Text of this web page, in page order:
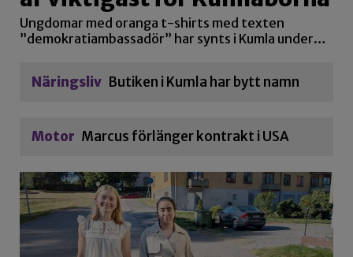
Ungdomar med oranga t-shirts med texten
”demokratiambassadör” har synts i Kumla under…
Näringsliv Butiken i Kumla har bytt namn
Motor Marcus förlänger kontrakt i USA